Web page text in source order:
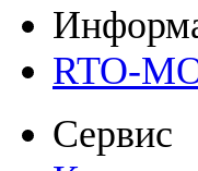
RTO-
Сервис